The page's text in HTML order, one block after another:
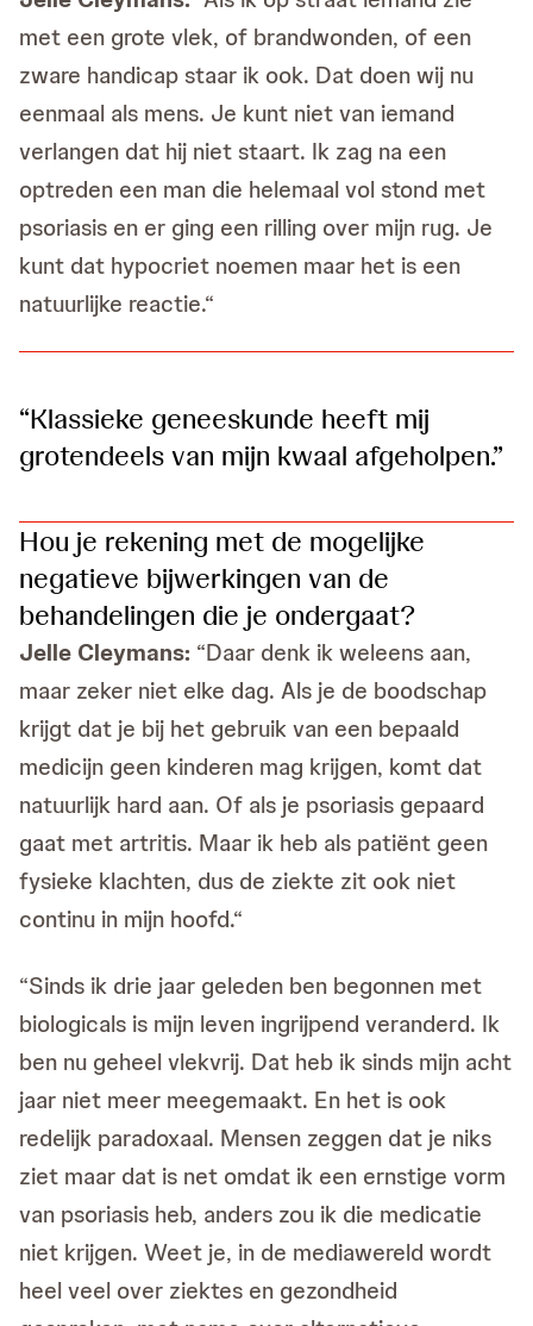
met een grote vlek, of brandwonden, of een
zware handicap staar ik ook. Dat doen wij nu
eenmaal als mens. Je kunt niet van iemand
verlangen dat hij niet staart. Ik zag na een
optreden een man die helemaal vol stond met
psoriasis en er ging een rilling over mijn rug. Je
kunt dat hypocriet noemen maar het is een
natuurlijke reactie.“
“Klassieke geneeskunde heeft mij
grotendeels van mijn kwaal afgeholpen.”
Hou je rekening met de mogelijke
negatieve bijwerkingen van de
behandelingen die je ondergaat?
Jelle Cleymans: “Daar denk ik weleens aan,
maar zeker niet elke dag. Als je de boodschap
krijgt dat je bij het gebruik van een bepaald
medicijn geen kinderen mag krijgen, komt dat
natuurlijk hard aan. Of als je psoriasis gepaard
gaat met artritis. Maar ik heb als patiënt geen
fysieke klachten, dus de ziekte zit ook niet
continu in mijn hoofd.“
“Sinds ik drie jaar geleden ben begonnen met
biologicals is mijn leven ingrijpend veranderd. Ik
ben nu geheel vlekvrij. Dat heb ik sinds mijn acht
jaar niet meer meegemaakt. En het is ook
redelijk paradoxaal. Mensen zeggen dat je niks
ziet maar dat is net omdat ik een ernstige vorm
van psoriasis heb, anders zou ik die medicatie
niet krijgen. Weet je, in de mediawereld wordt
heel veel over ziektes en gezondheid